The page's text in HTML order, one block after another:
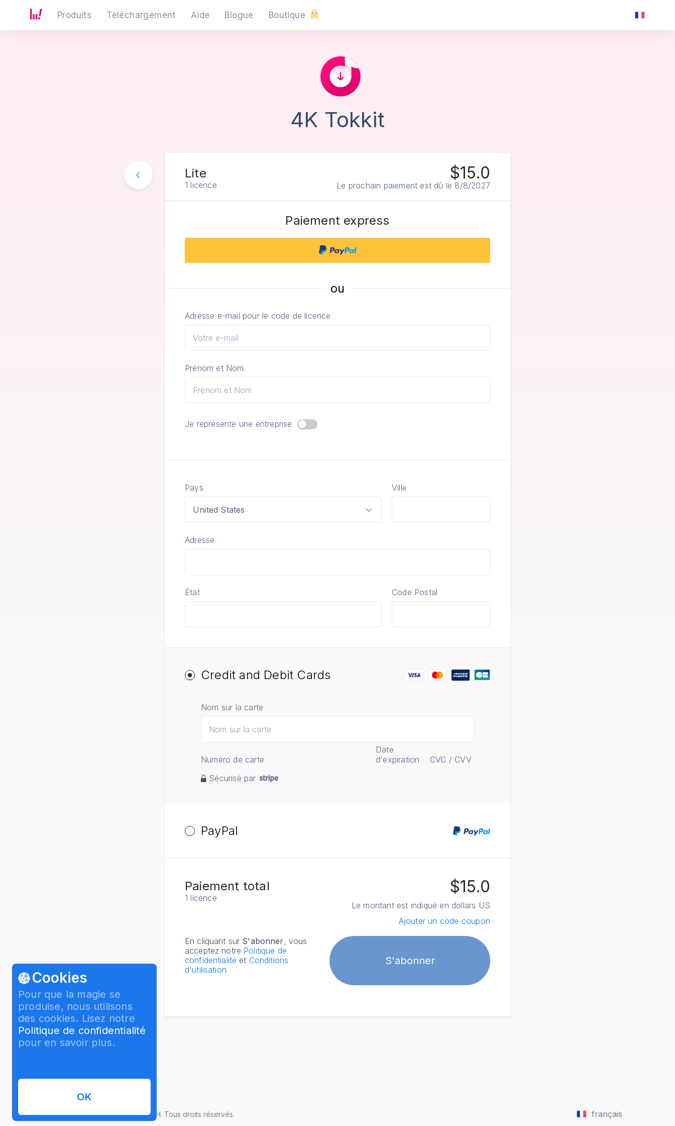
Produits Téléchargement Aide Blogue Boutique
4K Tokkit
Lite
1 licence
$15.0
Le prochain paiement est dû le 8/8/2027
Paiement express
ou
Adresse e-mail pour le code de licence
Prénom et Nom
Je représente une entreprise
Pays
United States
Ville
Adresse
État Code Postal
Credit and Debit Cards
Nom sur la carte
Numéro de carte
Date
d'expiration
CVC / CVV
Sécurisé par
PayPal
Paiement total
1 licence
$15.0
Le montant est indiqué en dollars US
Ajouter un code coupon
En cliquant sur S'abonner, vous
acceptez notre Politique de
confidentialité et Conditions
d'utilisation
S'abonner
Cookies
Pour que la magie se
produise, nous utilisons
des cookies. Lisez notre
Politique de confidentialité
pour en savoir plus.
OK
© 2026 InterPromo GMBH. Tous droits réservés. français